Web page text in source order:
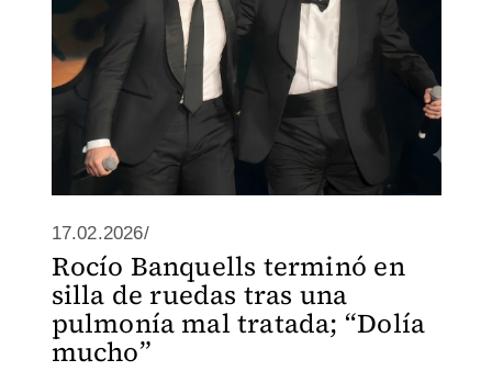
17.02.2026/
Rocío Banquells terminó en
silla de ruedas tras una
pulmonía mal tratada; “Dolía
mucho”